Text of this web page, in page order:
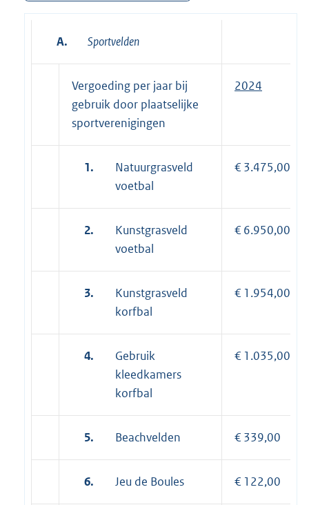
A. Sportvelden
Vergoeding per jaar bij
gebruik door plaatselijke
sportverenigingen
2024
1.
Natuurgrasveld
voetbal
€ 3.475,00
2.
Kunstgrasveld
voetbal
€ 6.950,00
3.
Kunstgrasveld
korfbal
€ 1.954,00
4.
Gebruik
kleedkamers
korfbal
€ 1.035,00
5. Beachvelden € 339,00
6. Jeu de Boules € 122,00